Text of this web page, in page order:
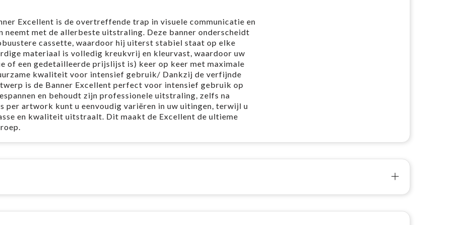
Excellent is de overtreffende trap in visuele communicatie en
neemt met de allerbeste uitstraling. Deze banner onderscheidt
cassette, waardoor hij uiterst stabiel staat op elke
materiaal is volledig kreukvrij en kleurvast, waardoor uw
of een gedetailleerde prijslijst is) keer op keer met maximale
kwaliteit voor intensief gebruik/ Dankzij de verfijnde
is de Banner Excellent perfect voor intensief gebruik op
en behoudt zijn professionele uitstraling, zelfs na
artwork kunt u eenvoudig variëren in uw uitingen, terwijl u
en kwaliteit uitstraalt. Dit maakt de Excellent de ultieme